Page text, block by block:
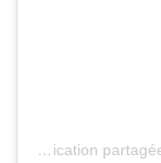
Une publication partagée par Salma Rachid (@salmarachid.official)